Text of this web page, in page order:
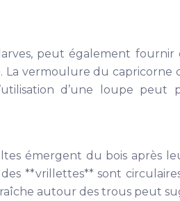
peut également
vermoulure du capricorne
d’une loupe
émergent du bois après
**vrillettes** sont
autour des trous peut